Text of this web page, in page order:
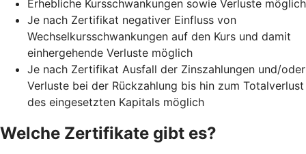
Erhebliche Kursschwankungen sowie Verluste möglich
Je nach Zertifikat negativer Einfluss von
Wechselkursschwankungen auf den Kurs und damit
einhergehende Verluste möglich
Je nach Zertifikat Ausfall der Zinszahlungen und/oder
Verluste bei der Rückzahlung bis hin zum Totalverlust
des eingesetzten Kapitals möglich
Welche Zertifikate gibt es?